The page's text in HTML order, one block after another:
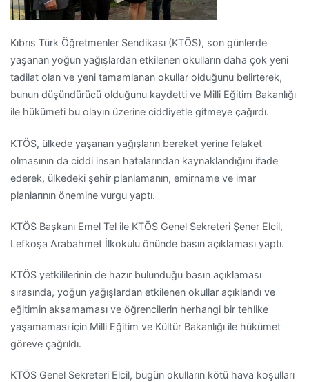
Kıbrıs Türk Öğretmenler Sendikası (KTÖS), son günlerde
yaşanan yoğun yağışlardan etkilenen okulların daha çok yeni
tadilat olan ve yeni tamamlanan okullar olduğunu belirterek,
bunun düşündürücü olduğunu kaydetti ve Milli Eğitim Bakanlığı
ile hükümeti bu olayın üzerine ciddiyetle gitmeye çağırdı.
KTÖS, ülkede yaşanan yağışların bereket yerine felaket
olmasının da ciddi insan hatalarından kaynaklandığını ifade
ederek, ülkedeki şehir planlamanın, emirname ve imar
planlarının önemine vurgu yaptı.
KTÖS Başkanı Emel Tel ile KTÖS Genel Sekreteri Şener Elcil,
Lefkoşa Arabahmet İlkokulu önünde basın açıklaması yaptı.
KTÖS yetkililerinin de hazır bulunduğu basın açıklaması
sırasında, yoğun yağışlardan etkilenen okullar açıklandı ve
eğitimin aksamaması ve öğrencilerin herhangi bir tehlike
yaşamaması için Milli Eğitim ve Kültür Bakanlığı ile hükümet
göreve çağrıldı.
KTÖS Genel Sekreteri Elcil, bugün okulların kötü hava koşulları